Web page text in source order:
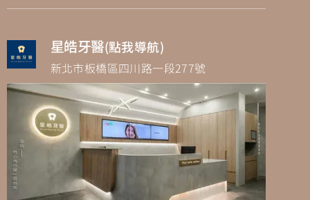
星皓牙醫(點我導航)
新北市板橋區四川路一段277號